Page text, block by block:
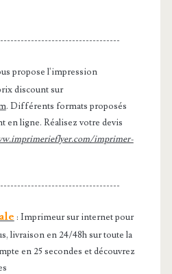
propose l'impression
discount sur
. Différents formats proposés
en ligne. Réalisez votre devis
imprimer-
: Imprimeur sur internet pour
livraison en 24/48h sur toute la
en 25 secondes et découvrez